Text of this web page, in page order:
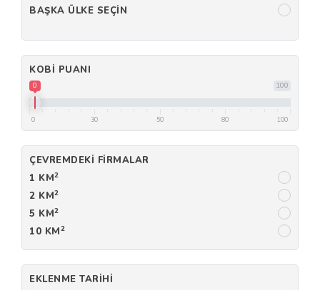
BAŞKA ÜLKE SEÇIN
KOBI PUANI
100
0
0 30 50 80 100
ÇEVREMDEKI FIRMALAR
1 KM2
2 KM2
5 KM2
10 KM2
EKLENME TARIHI